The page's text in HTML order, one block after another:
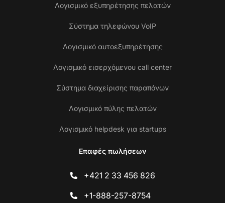
Λογισμικό εξυπηρέτησης πελατών
Σύστημα τηλεφώνου VoIP
Λογισμικό αυτοεξυπηρέτησης
Λογισμικό εισερχόμενου call center
Σύστημα διαχείρισης παραπόνων
Λογισμικό πύλης πελατών
Λογισμικό helpdesk για startups
Επαφές πωλήσεων
+421 2 33 456 826
+1-888-257-8754